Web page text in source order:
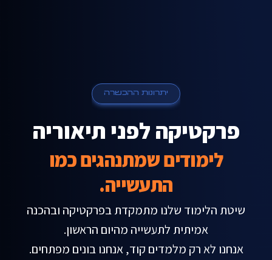
יתרונות ההכשרה
פרקטיקה לפני תיאוריה
לימודיםשמתנהגיםכמו
התעשייה.
שיטת הלימוד שלנו מתמקדתבפרקטיקה ובהכנה
אמיתית לתעשייה מהיום הראשון.
אנחנו לארק מלמדים קוד, אנחנו בונים מפתחים.